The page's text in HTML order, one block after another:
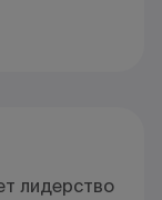
лидерство